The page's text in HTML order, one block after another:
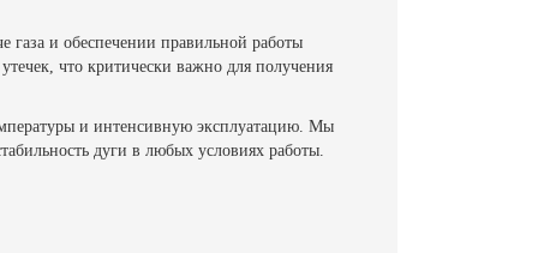
газа и обеспечении правильной работы
что критически важно для получения
и интенсивную эксплуатацию. Мы
дуги в любых условиях работы.